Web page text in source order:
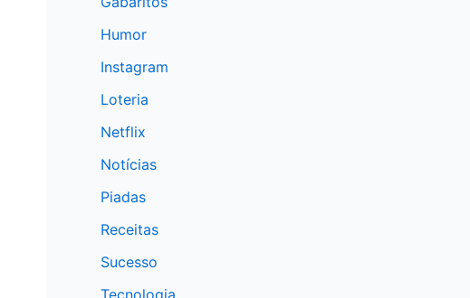
Humor
Instagram
Loteria
Netflix
Notícias
Piadas
Receitas
Sucesso
Tecnologia